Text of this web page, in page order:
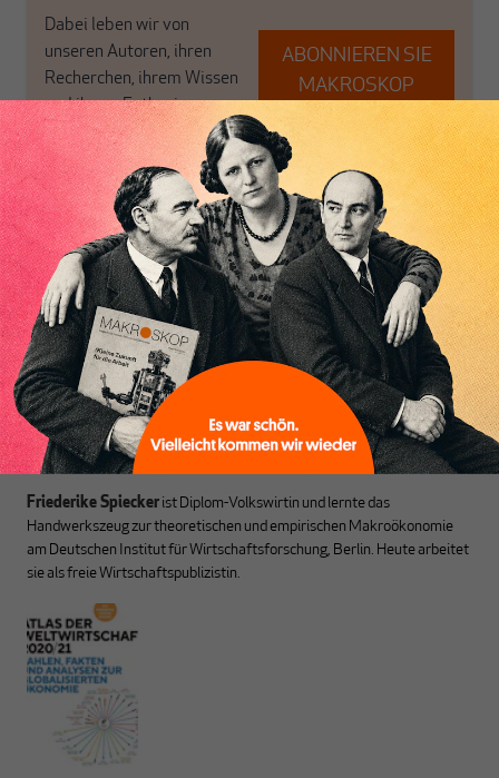
Dabei leben wir von
unseren Autoren, ihren
Recherchen, ihrem Wissen
und ihrem Enthusiasmus.
Gemeinsam scheren wir
aus den schmaler
werdenden Leitplanken
des Denkens aus.
ABONNIEREN SIE
MAKROSKOP
Schon Abonnent? Dann
hiereinloggen
Heiner Flassbeckist Mitbegründer von MAKROSKOP. Er war
Honorarprofessor an der Universität Hamburg, Chef-Volkswirt der
UNCTAD und Staatssekretär im BMF. Seine Hauptarbeitsgebiete sind
die Globalisierung, die Theorie der wirtschaftlichen Entwicklung sowie
Geld- und Währungstheorie.
Friederike Spiecker ist Diplom-Volkswirtin und lernte das
Handwerkszeug zur theoretischen und empirischen Makroökonomie
am Deutschen Institut für Wirtschaftsforschung, Berlin. Heute arbeitet
sie als freie Wirtschaftspublizistin.